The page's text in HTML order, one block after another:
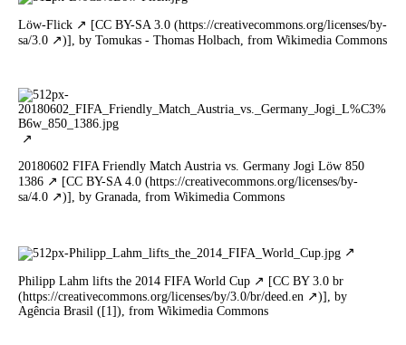
Löw-Flick [CC BY-SA 3.0 (https://creativecommons.org/licenses/by-
sa/3.0
)], by Tomukas - Thomas Holbach, from Wikimedia Commons
20180602 FIFA Friendly Match Austria vs. Germany Jogi Löw 850
1386
[CC BY-SA 4.0 (https://creativecommons.org/licenses/by-
sa/4.0
)], by Granada, from Wikimedia Commons
Philipp Lahm lifts the 2014 FIFA World Cup
[CC BY 3.0 br
(https://creativecommons.org/licenses/by/3.0/br/deed.en
)], by
Agência Brasil ([1]), from Wikimedia Commons